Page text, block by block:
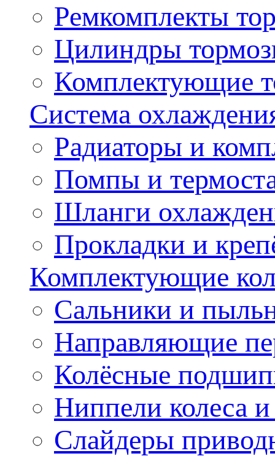
Ремкомплекты
Цилиндры
Комплектующие
Система
Радиаторы и
Помпы и
Шланги
Прокладки и
Комплектующие
Сальники и
Направляющие
Колёсные
Ниппели колеса
Слайдеры